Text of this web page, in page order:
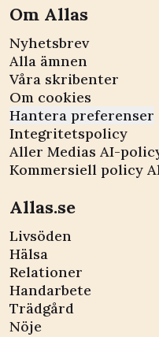
Om Allas
Nyhetsbrev
Alla ämnen
Våra skribenter
Om cookies
Hantera preferenser
Integritetspolicy
Aller Medias AI-
Kommersiell policy
Allas.se
Livsöden
Hälsa
Relationer
Handarbete
Trädgård
Nöje